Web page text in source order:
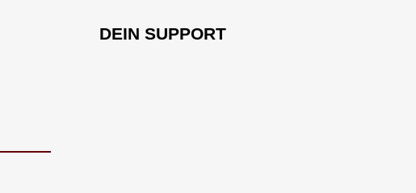
DEIN SUPPORT